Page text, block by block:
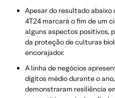
Apesar do resultado
4T24 marcará o fim de um
alguns aspectos positivos,
da proteção de culturas
encorajador.
A linha de negócios
dígitos médio durante o
demonstraram resiliência